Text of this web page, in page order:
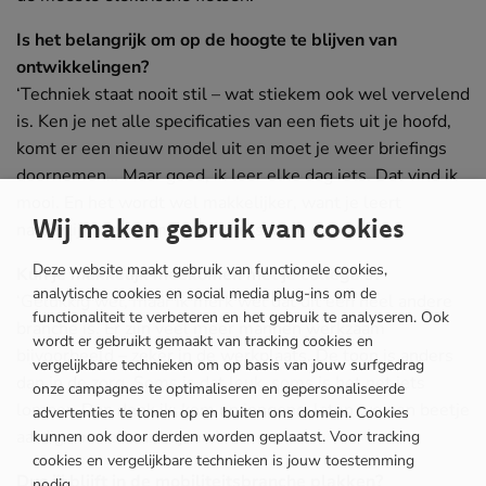
Is het belangrijk om op de hoogte te blijven van
ontwikkelingen?
‘Techniek staat nooit stil – wat stiekem ook wel vervelend
is. Ken je net alle specificaties van een fiets uit je hoofd,
komt er een nieuw model uit en moet je weer briefings
doornemen… Maar goed, ik leer elke dag iets. Dat vind ik
natuurlijk steeds meer van fietsen. Je rolt erin.’
Kun je makkelijk meekomen met je collega’s?
‘Gelukkig wel, maar ik merk wel dat dit een heel andere
branche is. Er zijn veel meer mannen werkzaam
bijvoorbeeld – zeker in de werkplaats. De toon is anders
dan in de zorg. Soms is dat leuk, soms is het net iets
lomper. Dan denk ik: kom op jongens, laten we een beetje
aardig voor elkaar blijven.’
Wij maken gebruik van cookies
Deze website maakt gebruik van functionele cookies,
analytische cookies en social media plug-ins om de
functionaliteit te verbeteren en het gebruik te analyseren. Ook
wordt er gebruikt gemaakt van tracking cookies en
vergelijkbare technieken om op basis van jouw surfgedrag
onze campagnes te optimaliseren en gepersonaliseerde
advertenties te tonen op en buiten ons domein. Cookies
kunnen ook door derden worden geplaatst. Voor tracking
cookies en vergelijkbare technieken is jouw toestemming